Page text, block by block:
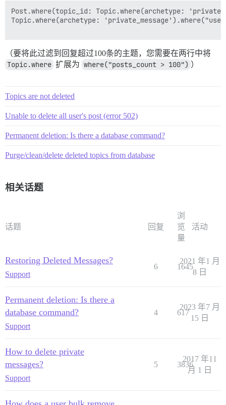
Post.where(topic_id: Topic.where(archetype:
Topic.where(archetype:
（要将此过滤到回复超过100条的主题，您需要在两行中将
Topic.where 扩展为 where("posts_count > 100") ）
Topics are not deleted
Unable to delete all user's post (error 502)
Permanent deletion: Is there a database command?
Purge/clean/delete deleted topics from database
相关话题
话题 回复
浏
览
量
活动
Restoring Deleted Messages?
Support
6 1645
2021 年1 月
8 日
Permanent deletion: Is there a
database command?
Support
4 617
2023 年7 月
15 日
How to delete private
messages?
Support
5 3836
2017 年11
月 1 日